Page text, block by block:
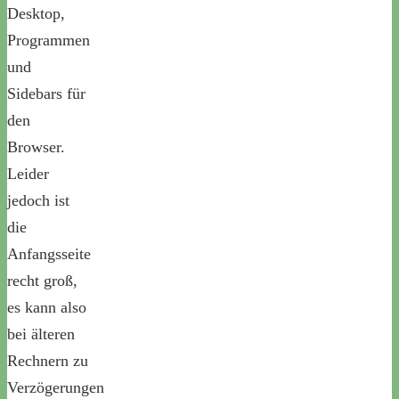
Desktop,
Programmen
und
Sidebars für
den
Browser.
Leider
jedoch ist
die
Anfangsseite
recht groß,
es kann also
bei älteren
Rechnern zu
Verzögerungen